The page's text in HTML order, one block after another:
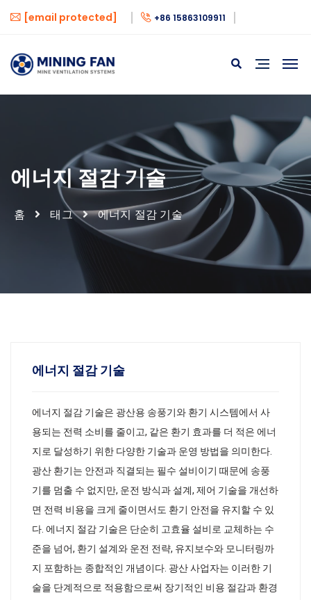
[email protected] +86 15863109911
에너지 절감 기술
홈 태그 에너지 절감 기술
에너지 절감 기술
에너지 절감 기술은 광산용 송풍기와 환기 시스템에서 사
용되는 전력 소비를 줄이고, 같은 환기 효과를 더 적은 에너
지로 달성하기 위한 다양한 기술과 운영 방법을 의미한다.
광산 환기는 안전과 직결되는 필수 설비이기 때문에 송풍
기를 멈출 수 없지만, 운전 방식과 설계, 제어 기술을 개선하
면 전력 비용을 크게 줄이면서도 환기 안전을 유지할 수 있
다. 에너지 절감 기술은 단순히 고효율 설비로 교체하는 수
준을 넘어, 환기 설계와 운전 전략, 유지보수와 모니터링까
지 포함하는 종합적인 개념이다. 광산 사업자는 이러한 기
술을 단계적으로 적용함으로써 장기적인 비용 절감과 환경